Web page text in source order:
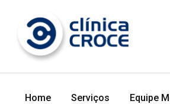
content
Home Serviços Equipe